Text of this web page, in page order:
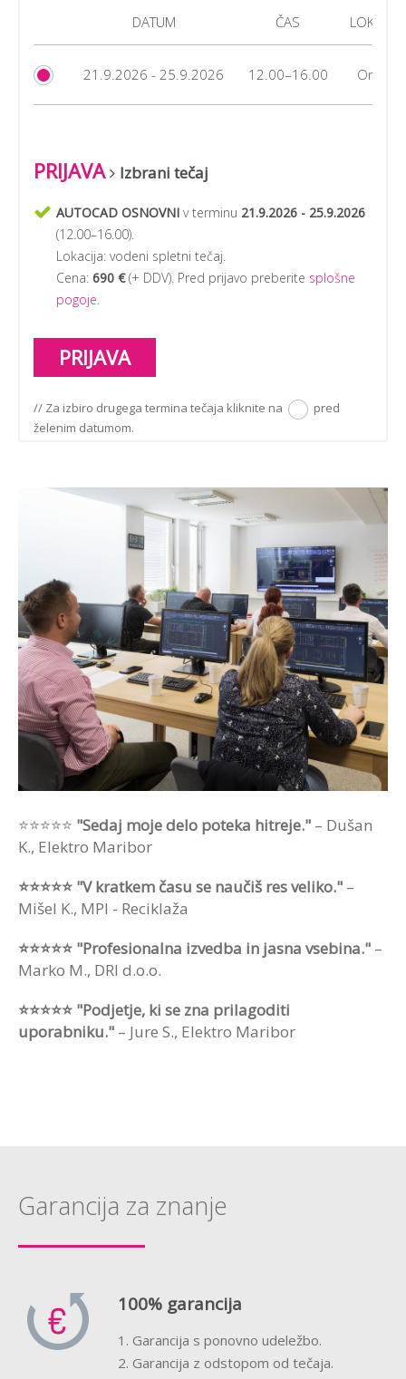
DATUM ČAS LOKACIJA
21.9.2026 - 25.9.2026 12.00–16.00 Online
PRIJAVA Izbrani tečaj
AUTOCAD OSNOVNI v terminu 21.9.2026 - 25.9.2026
(12.00–16.00).
Lokacija: vodeni spletni tečaj.
Cena: 690 €(+ DDV). Pred prijavo preberite splošne
pogoje.
PRIJAVA
// Za izbiro drugega termina tečaja kliknite na
pred
želenim datumom.
⭐⭐⭐⭐⭐ "Sedaj moje delo poteka hitreje." – Dušan
K., Elektro Maribor
⭐⭐⭐⭐⭐ "V kratkem času se naučiš res veliko." –
Mišel K., MPI - Reciklaža
⭐⭐⭐⭐⭐ "Profesionalna izvedba in jasna vsebina." –
Marko M., DRI d.o.o.
⭐⭐⭐⭐⭐ "Podjetje, ki se zna prilagoditi
uporabniku." – Jure S., Elektro Maribor
Garancija za znanje
100% garancija
1. Garancija s ponovno udeležbo.
2. Garancija z odstopom od tečaja.